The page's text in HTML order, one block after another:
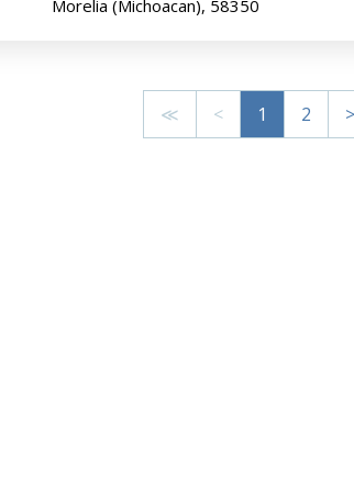
Morelia (Michoacan), 58350
≪ < 1 2 >